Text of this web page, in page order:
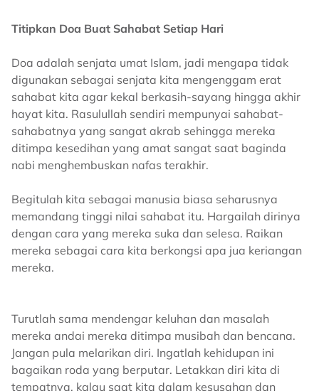
Titipkan Doa Buat Sahabat Setiap Hari
Doa adalah senjata umat Islam, jadi mengapa tidak
digunakan sebagai senjata kita mengenggam erat
sahabat kita agar kekal berkasih-sayang hingga akhir
hayat kita. Rasulullah sendiri mempunyai sahabat-
sahabatnya yang sangat akrab sehingga mereka
ditimpa kesedihan yang amat sangat saat baginda
nabi menghembuskan nafas terakhir.
Begitulah kita sebagai manusia biasa seharusnya
memandang tinggi nilai sahabat itu. Hargailah dirinya
dengan cara yang mereka suka dan selesa. Raikan
mereka sebagai cara kita berkongsi apa jua keriangan
mereka.
Turutlah sama mendengar keluhan dan masalah
mereka andai mereka ditimpa musibah dan bencana.
Jangan pula melarikan diri. Ingatlah kehidupan ini
bagaikan roda yang berputar. Letakkan diri kita di
tempatnya, kalau saat kita dalam kesusahan dan